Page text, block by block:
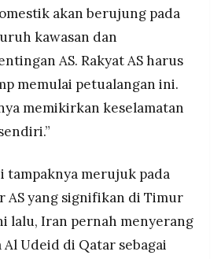
akan berujung pada
kawasan dan
AS. Rakyat AS harus
memulai petualangan ini.
memikirkan keselamatan
tampaknya merujuk pada
yang signifikan di Timur
lalu, Iran pernah menyerang
Al Udeid di Qatar sebagai